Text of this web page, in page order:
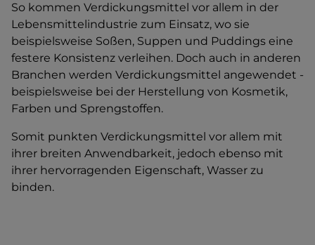
So kommen Verdickungsmittel vor allem in der
Lebensmittelindustrie zum Einsatz, wo sie
beispielsweise Soßen, Suppen und Puddings eine
festere Konsistenz verleihen. Doch auch in anderen
Branchen werden Verdickungsmittel angewendet -
beispielsweise bei der Herstellung von Kosmetik,
Farben und Sprengstoffen.
Somit punkten Verdickungsmittel vor allem mit
ihrer breiten Anwendbarkeit, jedoch ebenso mit
ihrer hervorragenden Eigenschaft, Wasser zu
binden.